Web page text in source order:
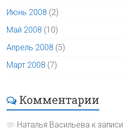
Июнь 2008 (2)
Май 2008 (10)
Апрель 2008 (5)
Март 2008 (7)
Комментарии
Наталья Васильева к записи